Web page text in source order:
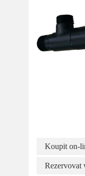
Koupit on-
Rezervovat